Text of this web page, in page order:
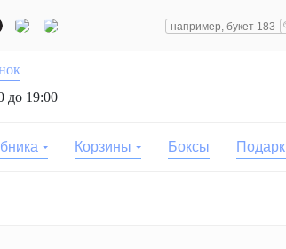
до 19:00
Корзины Боксы